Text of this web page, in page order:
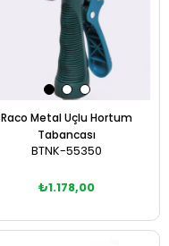
Raco Metal Uçlu Hortum
Tabancası
BTNK-55350
₺1.178,00